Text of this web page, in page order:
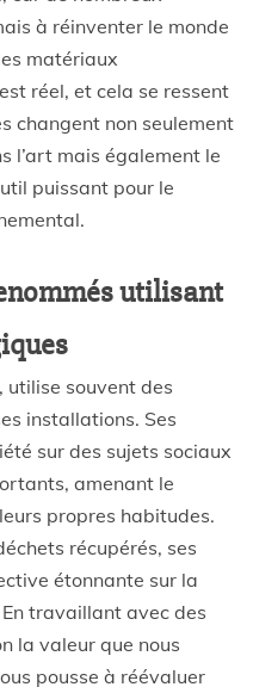
à réinventer le monde
matériaux
réel, et cela se ressent
changent non seulement
l’art mais également le
puissant pour le
utilisant
utilise souvent des
installations. Ses
sur des sujets sociaux
amenant le
propres habitudes.
récupérés, ses
étonnante sur la
travaillant avec des
la valeur que nous
pousse à réévaluer